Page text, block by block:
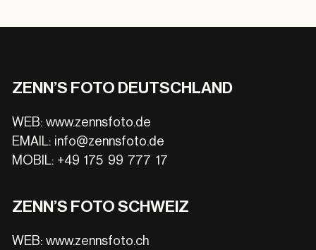
ZENN’S FOTO DEUTSCHLAND
WEB: www.zennsfoto.de
EMAIL: info@zennsfoto.de
MOBIL: +49 175 99 777 17
ZENN’S FOTO SCHWEIZ
WEB: www.zennsfoto.ch